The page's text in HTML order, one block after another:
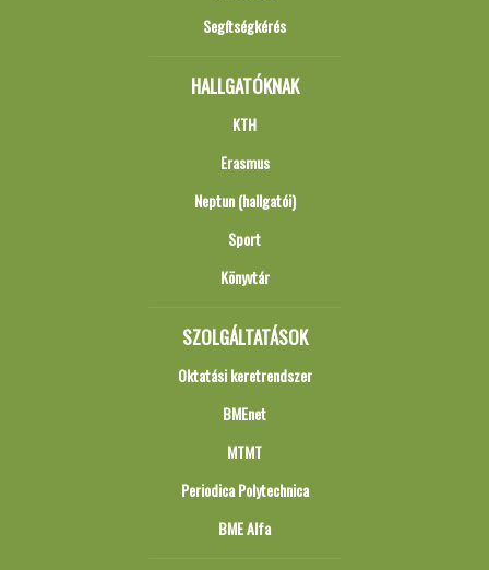
Segítségkérés
HALLGATÓKNAK
KTH
Erasmus
Neptun (hallgatói)
Sport
Könyvtár
SZOLGÁLTATÁSOK
Oktatási keretrendszer
BMEnet
MTMT
Periodica Polytechnica
BME Alfa